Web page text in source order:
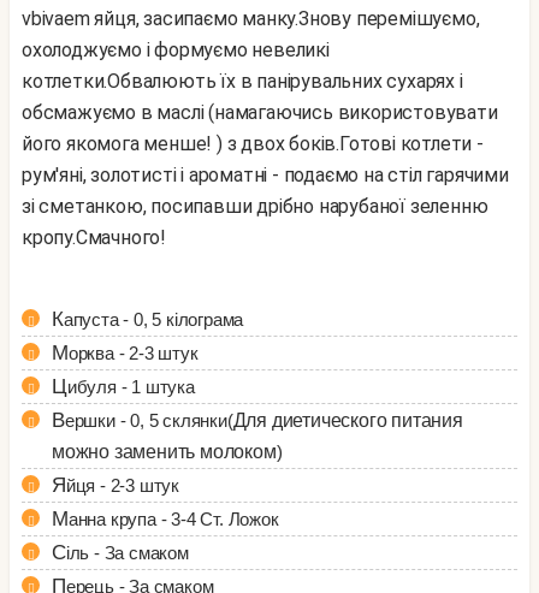
vbivaem яйця, засипаємо манку.Знову перемішуємо,
охолоджуємо і формуємо невеликі
котлетки.Обвалюють їх в панірувальних сухарях і
обсмажуємо в маслі (намагаючись використовувати
його якомога менше! ) з двох боків.Готові котлети -
рум'яні, золотисті і ароматні - подаємо на стіл гарячими
зі сметанкою, посипавши дрібно нарубаної зеленню
кропу.Смачного!
Капуста - 0, 5 кілограма
Морква - 2-3 штук
Цибуля - 1 штука
Вершки - 0, 5 склянки(Для диетического питания
можно заменить молоком)
Яйця - 2-3 штук
Манна крупа - 3-4 Ст. Ложок
Сіль - За смаком
Перець - За смаком